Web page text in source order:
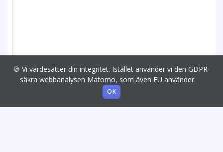
🍪 Vi värdesätter din integritet. Istället använder vi den GDPR-
säkra webbanalysen Matomo, som även EU använder.
OK